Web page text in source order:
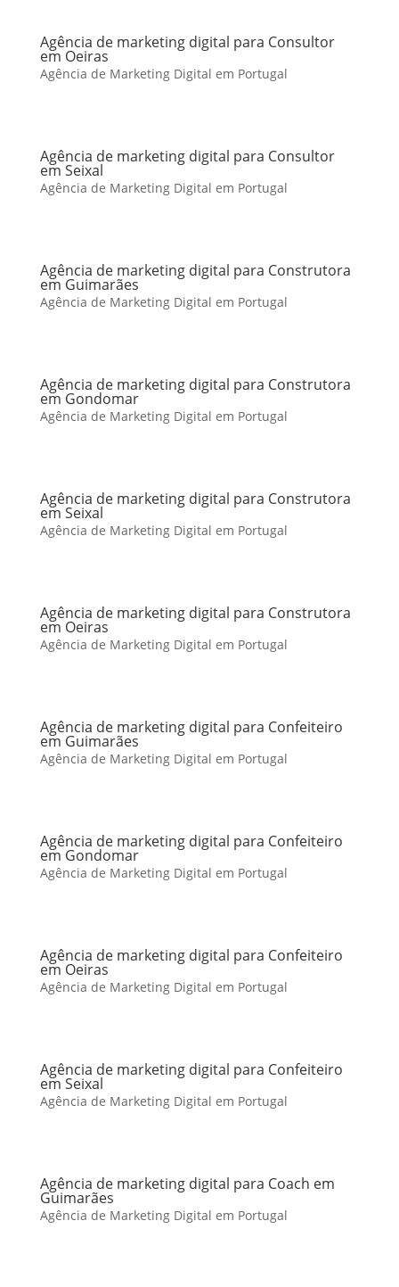
Agência de marketing digital para Consultor
em Oeiras
Agência de Marketing Digital em Portugal
Agência de marketing digital para Consultor
em Seixal
Agência de Marketing Digital em Portugal
Agência de marketing digital para Construtora
em Guimarães
Agência de Marketing Digital em Portugal
Agência de marketing digital para Construtora
em Gondomar
Agência de Marketing Digital em Portugal
Agência de marketing digital para Construtora
em Seixal
Agência de Marketing Digital em Portugal
Agência de marketing digital para Construtora
em Oeiras
Agência de Marketing Digital em Portugal
Agência de marketing digital para Confeiteiro
em Guimarães
Agência de Marketing Digital em Portugal
Agência de marketing digital para Confeiteiro
em Gondomar
Agência de Marketing Digital em Portugal
Agência de marketing digital para Confeiteiro
em Oeiras
Agência de Marketing Digital em Portugal
Agência de marketing digital para Confeiteiro
em Seixal
Agência de Marketing Digital em Portugal
Agência de marketing digital para Coach em
Guimarães
Agência de Marketing Digital em Portugal